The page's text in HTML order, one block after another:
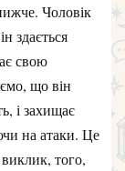
Чоловік
здається
свою
що він
і захищає
на атаки. Це
того,